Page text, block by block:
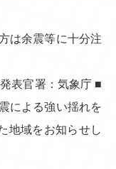
は余震等に十分注
表官署：気象庁 ■
による強い揺れを
地域をお知らせし